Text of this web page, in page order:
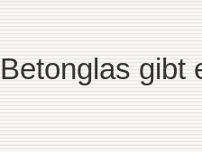
Betonglas gibt